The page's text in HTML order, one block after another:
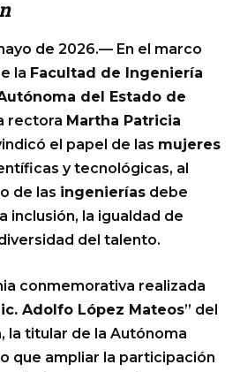
de 2026.— En el marco
la Facultad de Ingeniería
del Estado de
rectora Martha Patricia
el papel de las mujeres
y tecnológicas, al
de las ingenierías debe
inclusión, la igualdad de
del talento.
conmemorativa realizada
Adolfo López Mateos” del
, la titular de la Autónoma
que ampliar la participación